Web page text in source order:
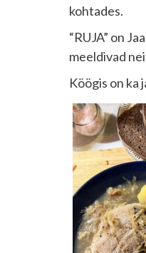
kohtades.
“RUJA” on
meeldivad
Köögis on ka